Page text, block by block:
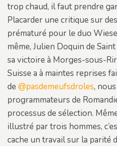
trop chaud, il faut prendre
Placarder une critique sur
prématuré pour le duo
même, Julien Doquin de
sa victoire à Morges-sous-
Suisse a à maintes reprises
de @pasdemeufsdroles,
programmateurs de
processus de sélection.
illustré par trois hommes,
cache un travail sur la parité